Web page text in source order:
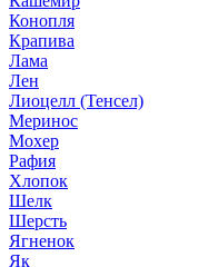
Конопля
Крапива
Лама
Лен
Лиоцелл (Тенсел)
Меринос
Мохер
Рафия
Хлопок
Шелк
Шерсть
Ягненок
Як